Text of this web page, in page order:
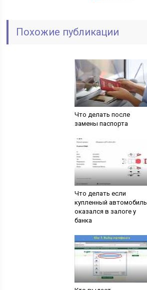
Похожие публикации
Что делать после
замены паспорта
Что делать если
купленный автомобиль
оказался в залоге у
банка